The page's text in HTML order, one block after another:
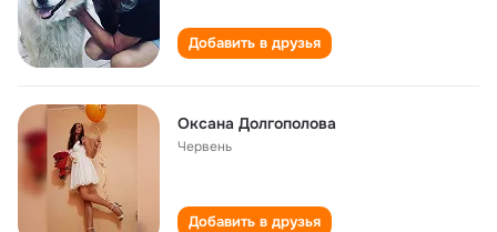
Добавить в друзья
Оксана Долгополова
Червень
Добавить в друзья